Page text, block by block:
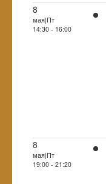
8
мая|Пт
14:30 - 16:00
8
мая|Пт
19:00 - 21:20